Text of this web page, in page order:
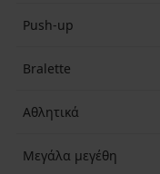
Push-up
Bralette
Αθλητικά
Μεγάλα μεγέθη